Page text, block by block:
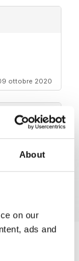
About
on our
ads and
ottobre 2020